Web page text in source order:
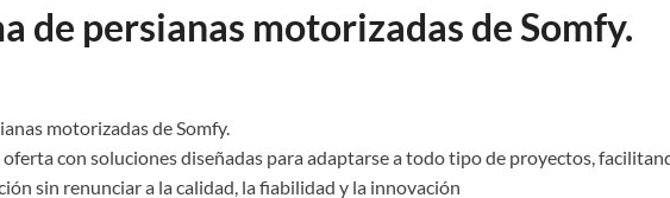
de persianas motorizadas de Somfy.
oferta con soluciones diseñadas para adaptarse a todo tipo de proyectos,
sin renunciar a la calidad, la fiabilidad y la innovación